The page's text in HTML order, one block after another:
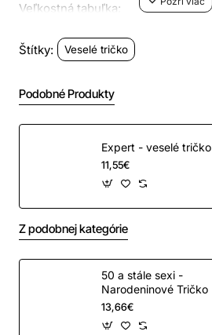
Veľkostná tabuľka:
Štítky: Veselé tričko
Podobné Produkty
Expert - veselé tričko
11,55€
Z podobnej kategórie
50 a stále sexi -
Narodeninové Tričko
13,66€